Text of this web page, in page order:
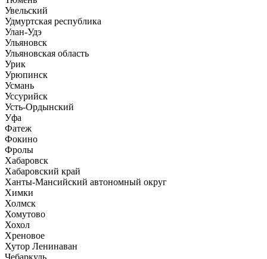
Увельский
Удмуртская республика
Улан-Удэ
Ульяновск
Ульяновская область
Урик
Урюпинск
Усмань
Уссурийск
Усть-Ордынский
Уфа
Фатеж
Фокино
Фролы
Хабаровск
Хабаровский край
Ханты-Мансийский автономный округ
Химки
Холмск
Хомутово
Хохол
Хреновое
Хутор Ленинаван
Чебаркуль